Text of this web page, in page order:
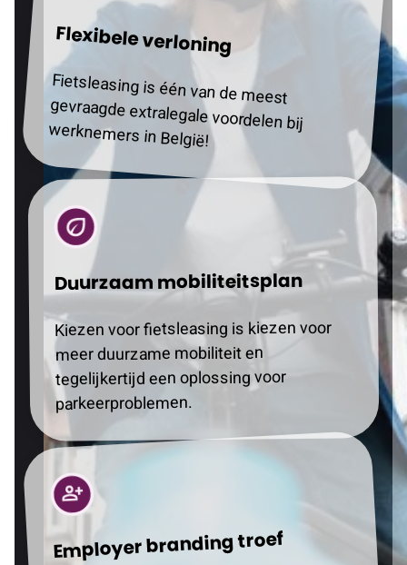
Flexibele verloning
Fietsleasing is één van de meest
gevraagde extralegale voordelen bij
werknemers in België!
Duurzaam mobiliteitsplan
Kiezen voor fietsleasing is kiezen voor
meer duurzame mobiliteit en
tegelijkertijd een oplossing voor
parkeerproblemen.
Employer branding troef